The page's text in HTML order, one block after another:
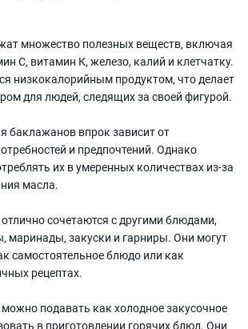
множество полезных веществ, включая
С, витамин К, железо, калий и клетчатку.
низкокалорийным продуктом, что делает
для людей, следящих за своей фигурой.
баклажанов впрок зависит от
и предпочтений. Однако
их в умеренных количествах из-за
масла.
сочетаются с другими блюдами,
маринады, закуски и гарниры. Они могут
самостоятельное блюдо или как
рецептах.
подавать как холодное закусочное
в приготовлении горячих блюд. Они